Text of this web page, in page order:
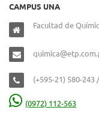
CAMPUS UNA
Facultad de
(+595-21) 580-243 /
(0972) 112-563